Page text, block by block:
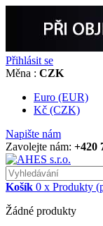
Přihlásit se
Měna : CZK
Euro (EUR)
Kč (CZK)
Napište nám
Zavolejte nám: +420
Košík 0 x Produkty
Žádné produkty